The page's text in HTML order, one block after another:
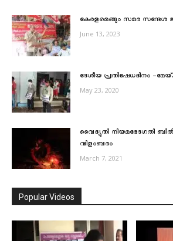
കേരളമെങ്ങും സമര സന്ദേശ
June 13, 2023
ദേശീയ പ്രതിഷേധദിനം -
May 23, 2020
വൈദ്യുതി നിയമഭേദഗതി
വിളംബരം
March 7, 2021
Popular Videos